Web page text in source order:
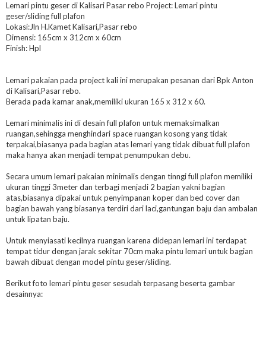
Lemari pintu geser di Kalisari Pasar rebo Project: Lemari pintu
geser/sliding full plafon
Lokasi:Jln H.Kamet Kalisari,Pasar rebo
Dimensi: 165cm x 312cm x 60cm
Finish: Hpl
Lemari pakaian pada project kali ini merupakan pesanan dari Bpk Anton
di Kalisari,Pasar rebo.
Berada pada kamar anak,memiliki ukuran 165 x 312 x 60.
Lemari minimalis ini di desain full plafon untuk memaksimalkan
ruangan,sehingga menghindari space ruangan kosong yang tidak
terpakai,biasanya pada bagian atas lemari yang tidak dibuat full plafon
maka hanya akan menjadi tempat penumpukan debu.
Secara umum lemari pakaian minimalis dengan tinngi full plafon memiliki
ukuran tinggi 3meter dan terbagi menjadi 2 bagian yakni bagian
atas,biasanya dipakai untuk penyimpanan koper dan bed cover dan
bagian bawah yang biasanya terdiri dari laci,gantungan baju dan ambalan
untuk lipatan baju.
Untuk menyiasati kecilnya ruangan karena didepan lemari ini terdapat
tempat tidur dengan jarak sekitar 70cm maka pintu lemari untuk bagian
bawah dibuat dengan model pintu geser/sliding.
Berikut foto lemari pintu geser sesudah terpasang beserta gambar
desainnya: